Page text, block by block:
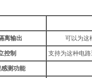
离输出 可以为这
控制 支持为这种电
测功能